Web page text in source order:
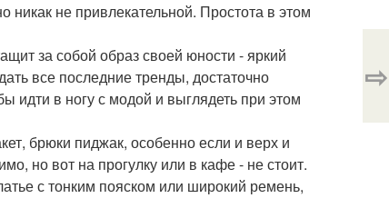
не привлекательной. Простота в этом
за собой образ своей юности - яркий
все последние тренды, достаточно
идти в ногу с модой и выглядеть при этом
брюки пиджак, особенно если и верх и
но вот на прогулку или в кафе - не стоит.
с тонким пояском или широкий ремень,
⇨